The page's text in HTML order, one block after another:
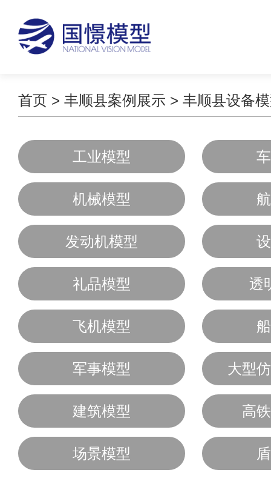
首页 > 丰顺县案例展示 > 丰顺县设备
工业模型
机械模型
发动机模型
礼品模型 透
飞机模型
军事模型 大型
建筑模型 高
场景模型